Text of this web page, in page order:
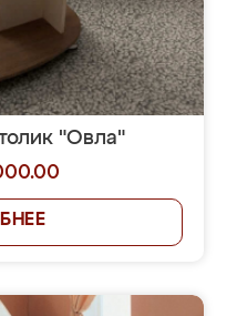
"Овла"